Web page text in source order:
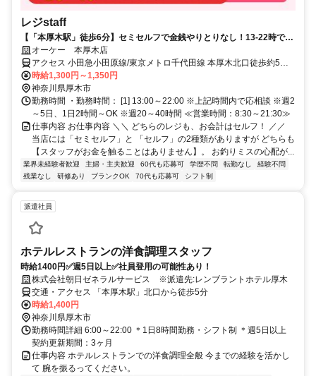
レジstaff
【「本厚木駅」徒歩6分】セミセルフで金銭やりとりなし！13-22時で応
相談◎お昼からの時間を活用できる！
オーケー 本厚木店
アクセス 小田急小田原線/東京メトロ千代田線 本厚木北口徒歩約5
分、ＪＲ相模線 厚木徒歩約20分、小田急小田原線/東京メトロ千代田
線 厚木徒歩約20分 小田急小田原線「本厚木駅」より徒歩約6分＊自
転車通勤OK
時給1,300円～1,350円
神奈川県厚木市
勤務時間 ・勤務時間： [1] 13:00～22:00 ※上記時間内で応相談 ※週2
～5日、1日2時間～OK ※週20～40時間 ≪営業時間：8:30～21:30≫
仕事内容 お仕事内容 ＼＼ どちらのレジも、お会計はセルフ！ ／／
当店には「セミセルフ」と 「セルフ」の2種類がありますが どちらも
【スタッフがお金を触ることはありません】。 お釣りミスの心配が...
業界未経験者歓迎 主婦・主夫歓迎 60代も応募可 学歴不問 転勤なし
経験不問
残業なし
研修あり ブランクOK 70代も応募可 シフト制
派遣社員
ホテルレストランの洋食調理スタッフ
時給1400円✅週5日以上✅社員登用の可能性あり！
株式会社朝日ゼネラルサービス ※派遣先:レンブラントホテル厚木
交通・アクセス 「本厚木駅」北口から徒歩5分
時給1,400円
神奈川県厚木市
勤務時間詳細 6:00～22:00 ＊1日8時間勤務・シフト制 ＊週5日以上
契約更新期間：3ヶ月
仕事内容 ホテルレストランでの洋食調理全般 今までの経験を活かし
て 腕を振るってください。